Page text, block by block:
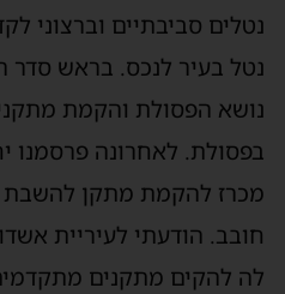
סביבתיים וברצוני
בעיר לנכס. בראש סדר
הפסולת והקמת מתקני
לאחרונה פרסמנו
להקמת מתקן להשבת
הודעתי לעיריית אשדוד
להקים מתקנים מתקדמים